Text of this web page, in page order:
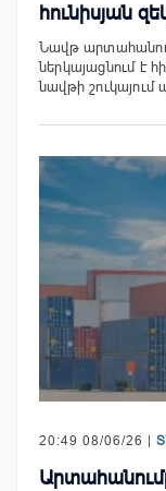
հունիսյան
Նավթ արտահանող
ներկայացնում է
նավթի
20:49 08/06/26 |